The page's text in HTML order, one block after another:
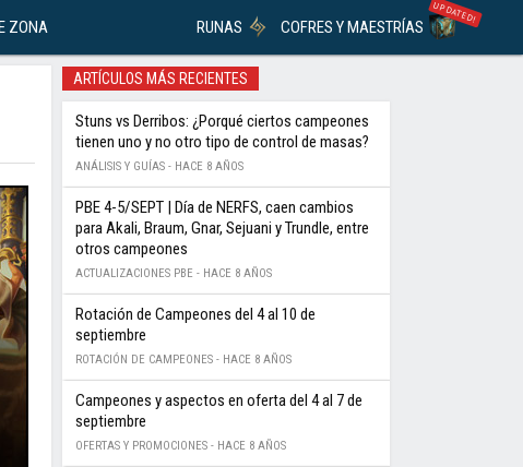
ZONA RUNAS COFRES Y MAESTRÍAS
UPDATED!
ARTÍCULOS MÁS RECIENTES
Stuns vs Derribos: ¿Porqué ciertos campeones
tienen uno y no otro tipo de control de masas?
ANÁLISIS Y GUÍAS - HACE 8 AÑOS
PBE 4-5/SEPT | Día de NERFS, caen cambios
para Akali, Braum, Gnar, Sejuani y Trundle, entre
otros campeones
ACTUALIZACIONES PBE - HACE 8 AÑOS
Rotación de Campeones del 4 al 10 de
septiembre
ROTACIÓN DE CAMPEONES - HACE 8 AÑOS
Campeones y aspectos en oferta del 4 al 7 de
septiembre
OFERTAS Y PROMOCIONES - HACE 8 AÑOS